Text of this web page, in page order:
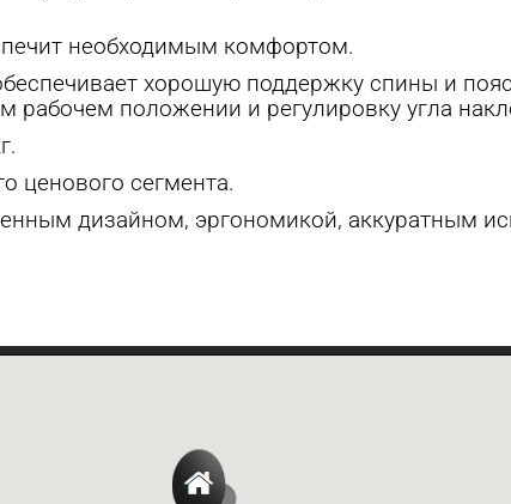
необходимым комфортом.
хорошую поддержку спины и
рабочем положении и регулировку угла
ценового сегмента.
дизайном, эргономикой, аккуратным